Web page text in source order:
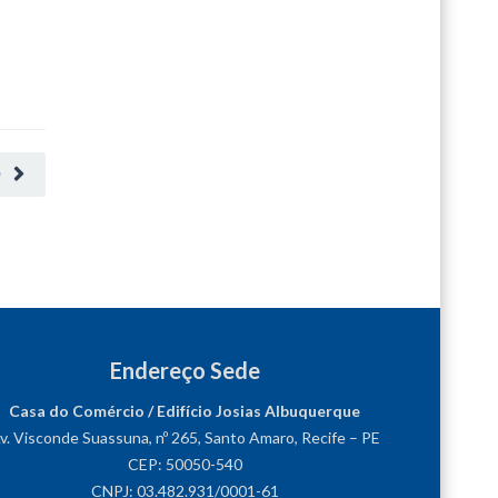
Endereço Sede
Casa do Comércio / Edifício Josias Albuquerque
Visconde Suassuna, nº 265, Santo Amaro, Recife – PE
CEP: 50050-540
CNPJ: 03.482.931/0001-61